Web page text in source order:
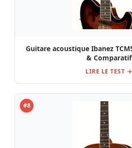
Guitare acoustique Ibanez
& Comparatif
LIRE LE TEST →
#8